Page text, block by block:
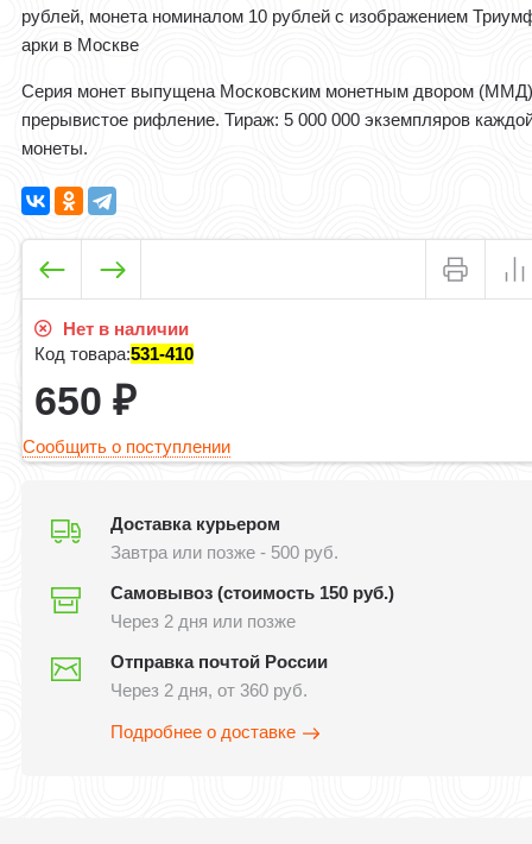
рублей, монета номиналом 10 рублей с изображением
арки в Москве
Серия монет выпущена Московским монетным двором
прерывистое рифление. Тираж: 5 000 000 экземпляров
монеты.
Нет в наличии
Код товара:531-410
650₽
Сообщить о поступлении
Доставка курьером
Завтра или позже - 500 руб.
Самовывоз (стоимость 150 руб.)
Через 2 дня или позже
Отправка почтой России
Через 2 дня, от 360 руб.
Подробнее о доставке